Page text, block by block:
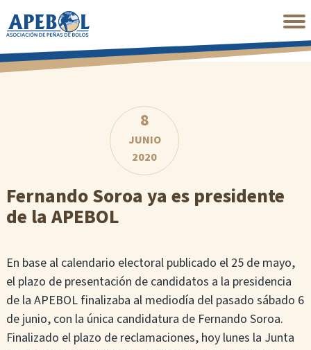
al
principal
8
JUNIO
2020
Fernando Soroa ya es presidente
de la APEBOL
En base al calendario electoral publicado el 25 de mayo,
el plazo de presentación de candidatos a la presidencia
de la APEBOL finalizaba al mediodía del pasado sábado 6
de junio, con la única candidatura de Fernando Soroa.
Finalizado el plazo de reclamaciones, hoy lunes la Junta